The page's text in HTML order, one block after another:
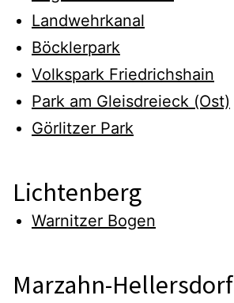
Landwehrkanal
Böcklerpark
Volkspark Friedrichshain
Park am Gleisdreieck (Ost)
Görlitzer Park
Lichtenberg
Warnitzer Bogen
Marzahn-Hellersdorf